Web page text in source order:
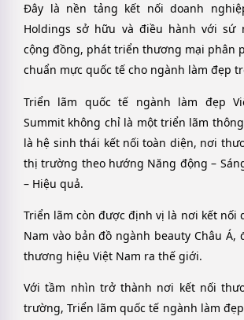
Đây là nền tảng kết nối doanh
Holdings sở hữu và điều hành với sứ
cộng đồng, phát triển thương mại phân
chuẩn mực quốc tế cho ngành làm đẹp
Triển lãm quốc tế ngành làm đẹp
Summit không chỉ là một triển lãm
là hệ sinh thái kết nối toàn diện, nơi
thị trường theo hướng Năng động –
– Hiệu quả.
Triển lãm còn được định vị là nơi kết nối
Nam vào bản đồ ngành beauty Châu
thương hiệu Việt Nam ra thế giới.
Với tầm nhìn trở thành nơi kết nối
trường, Triển lãm quốc tế ngành làm